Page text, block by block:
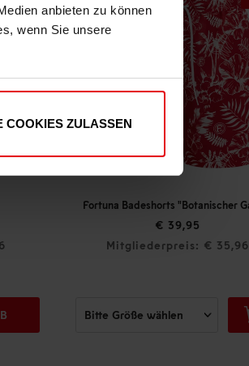
anbieten zu können
wenn Sie unsere
COOKIES ZULASSEN
€ 39,95
Mitgliederpreis: € 35,96